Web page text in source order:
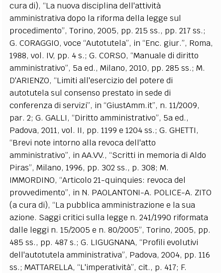
cura di), “La nuova disciplina dell'attività
amministrativa dopo la riforma della legge sul
procedimento”, Torino, 2005, pp. 215 ss., pp. 217 ss.;
G. CORAGGIO, voce “Autotutela”, in “Enc. giur.”, Roma,
1988, vol. IV, pp. 4 s.; G. CORSO, “Manuale di diritto
amministrativo”, 5a ed., Milano, 2010, pp. 285 ss.; M.
D'ARIENZO, “Limiti all'esercizio del potere di
autotutela sul consenso prestato in sede di
conferenza di servizi”, in “GiustAmm.it”, n. 11/2009,
par. 2; G. GALLI, “Diritto amministrativo”, 5a ed.,
Padova, 2011, vol. II, pp. 1199 e 1204 ss.; G. GHETTI,
“Brevi note intorno alla revoca dell'atto
amministrativo”, in AA.VV., “Scritti in memoria di Aldo
Piras”, Milano, 1996, pp. 302 ss., p. 308; M.
IMMORDINO, “Articolo 21-quinquies: revoca del
provvedimento”, in N. PAOLANTONI-A. POLICE-A. ZITO
(a cura di), “La pubblica amministrazione e la sua
azione. Saggi critici sulla legge n. 241/1990 riformata
dalle leggi n. 15/2005 e n. 80/2005”, Torino, 2005, pp.
485 ss., pp. 487 s.; G. LIGUGNANA, “Profili evolutivi
dell'autotutela amministrativa”, Padova, 2004, pp. 116
ss.; MATTARELLA, “L'imperatività”, cit., p. 417; F.